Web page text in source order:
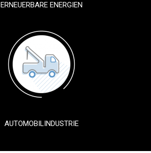
ERNEUERBARE ENERGIEN
AUTOMOBILINDUSTRIE